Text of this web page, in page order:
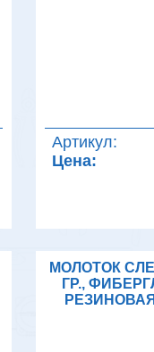
Артикул:
Цена:
МОЛОТОК
ГР.,